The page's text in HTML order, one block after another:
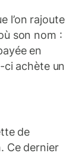
l’on rajoute
son nom :
en
ci achète un
de
Ce dernier